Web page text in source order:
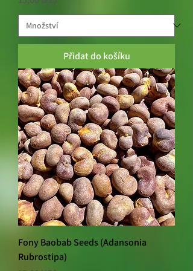
Přidat do košíku
Fony Baobab Seeds (Adansonia
Rubrostipa)